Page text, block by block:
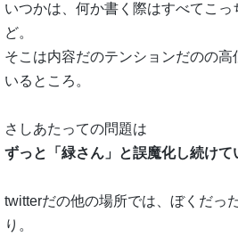
いつかは、何か書く際はすべてこ
ど。
そこは内容だのテンションだのの高
いるところ。
さしあたっての問題は
ずっと「緑さん」と誤魔化し続けて
twitterだの他の場所では、ぼくだっ
り。